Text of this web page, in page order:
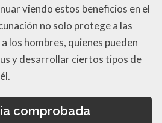
viendo estos beneficios en el
no solo protege a las
los hombres, quienes pueden
y desarrollar ciertos tipos de
comprobada